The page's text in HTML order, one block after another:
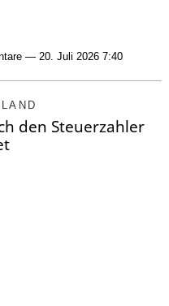
— 20. Juli 2026 7:40
den Steuerzahler